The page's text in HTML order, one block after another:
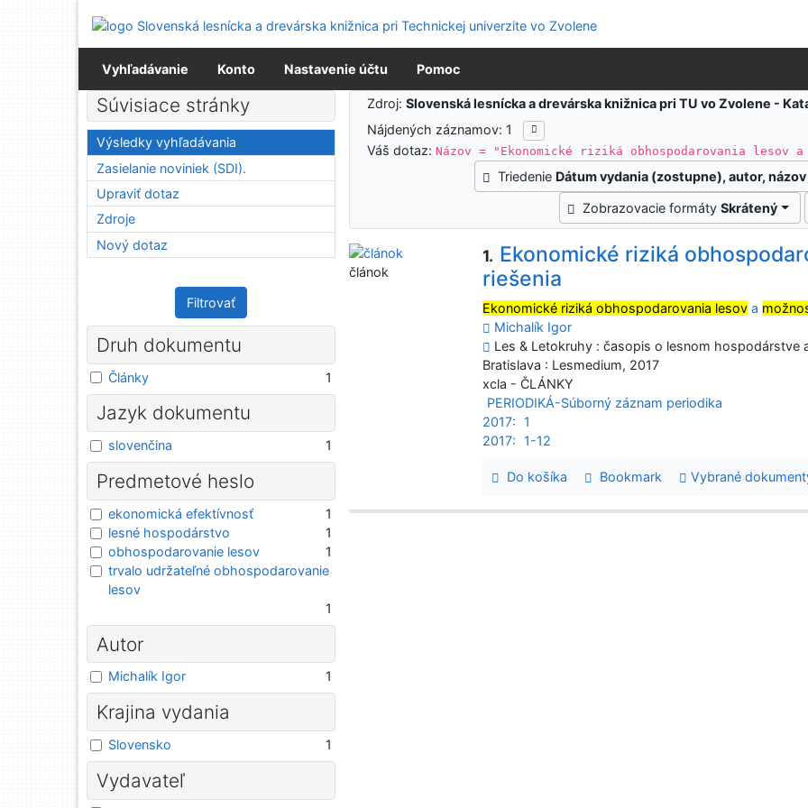
Prejsť na menu
Prehlásenie o webovej prístupnosti
Vyhľadávanie
Konto Nastavenie účtu Pomoc
Výsledky vyhľadávania
Zdroj:Slovenská lesnícka a drevárska knižnica pri TU vo Zvolene -
Nájdených záznamov: 1
Váš dotaz:Názov = "Ekonomické riziká obhospodarovania lesov
Triedenie Dátum vydania (zostupne), autor, názov
Zobrazovacie formátySkrátený
1. Ekonomické riziká
riešenia
Ekonomické riziká obhospodarovania lesov a
Michalík Igor
Les & Letokruhy : časopis o lesnom hospodárstve
Bratislava : Lesmedium, 2017
xcla - ČLÁNKY
PERIODIKÁ-Súborný záznam periodika
2017:
1
2017:
1-12
Do košíka Bookmark Vybrané
článok
Súvisiace stránky
Výsledky vyhľadávania
Zasielanie noviniek (SDI).
Upraviť dotaz
Zdroje
Nový dotaz
Filtrovať
Druh dokumentu
Články 1
Jazyk dokumentu
slovenčina 1
Predmetové heslo
ekonomická efektívnosť
1
lesné hospodárstvo
1
obhospodarovanie lesov
1
trvalo udržateľné obhospodarovanie
lesov
1
Autor
Michalík Igor 1
Krajina vydania
Slovensko 1
Vydavateľ